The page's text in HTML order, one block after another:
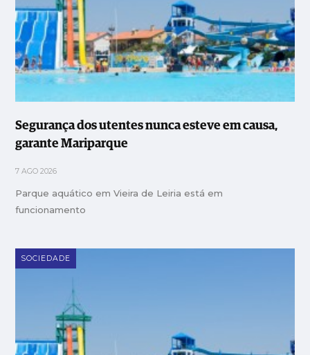
Segurança dos utentes nunca esteve em causa,
garante Mariparque
7 AGO 2026
Parque aquático em Vieira de Leiria está em
funcionamento
SOCIEDADE